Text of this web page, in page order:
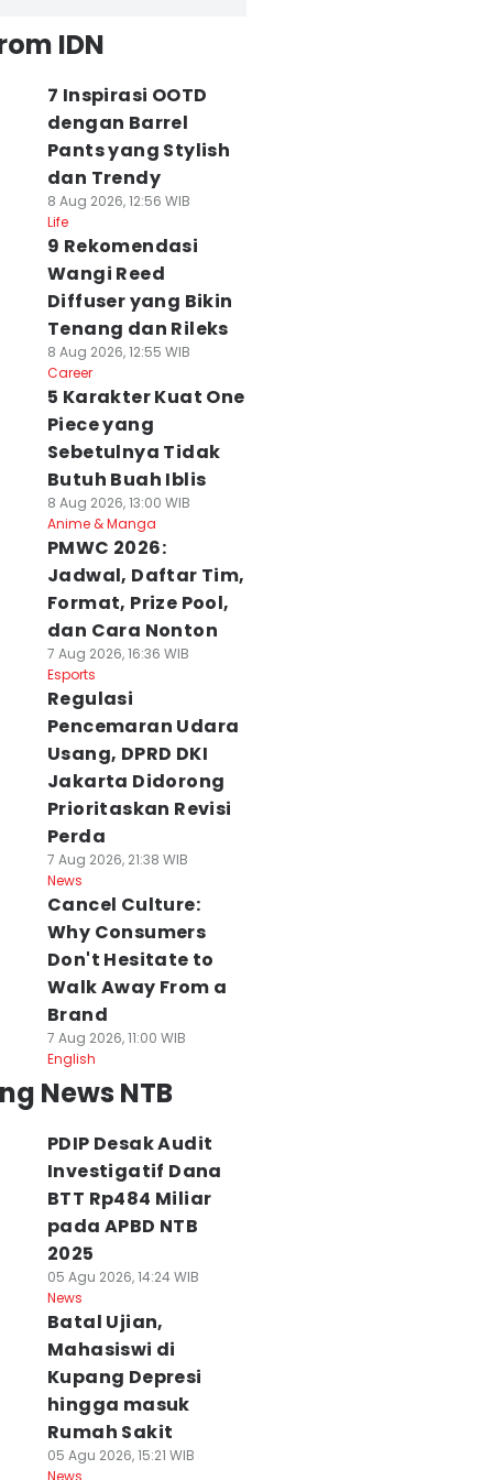
IDN
7 Inspirasi OOTD
dengan Barrel
Pants yang Stylish
dan Trendy
8 Aug 2026, 12:56 WIB
Life
9 Rekomendasi
Wangi Reed
Diffuser yang Bikin
Tenang dan Rileks
8 Aug 2026, 12:55 WIB
Career
5 Karakter Kuat One
Piece yang
Sebetulnya Tidak
Butuh Buah Iblis
8 Aug 2026, 13:00 WIB
Anime & Manga
PMWC 2026:
Jadwal, Daftar Tim,
Format, Prize Pool,
dan Cara Nonton
7 Aug 2026, 16:36 WIB
Esports
Regulasi
Pencemaran Udara
Usang, DPRD DKI
Jakarta Didorong
Prioritaskan Revisi
Perda
7 Aug 2026, 21:38 WIB
News
Cancel Culture:
Why Consumers
Don't Hesitate to
Walk Away From a
Brand
7 Aug 2026, 11:00 WIB
English
News NTB
PDIP Desak Audit
Investigatif Dana
BTT Rp484 Miliar
pada APBD NTB
2025
05 Agu 2026, 14:24 WIB
News
Batal Ujian,
Mahasiswi di
Kupang Depresi
hingga masuk
Rumah Sakit
05 Agu 2026, 15:21 WIB
News